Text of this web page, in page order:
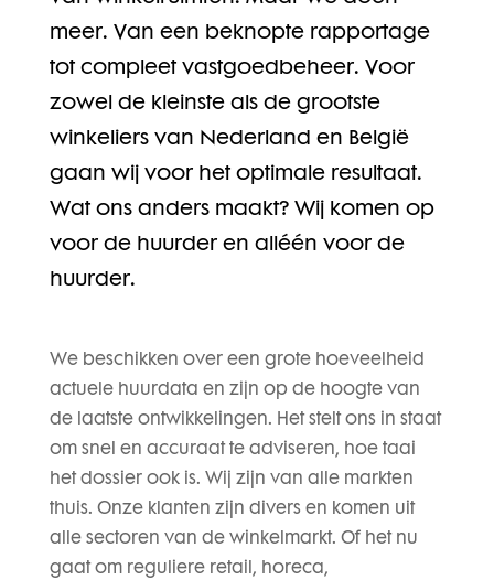
meer. Van een beknopte rapportage
tot compleet vastgoedbeheer. Voor
zowel de kleinste als de grootste
winkeliers van Nederland en België
gaan wij voor het optimale resultaat.
Wat ons anders maakt? Wij komen op
voor de huurder en alléén voor de
huurder.
We beschikken over een grote hoeveelheid
actuele huurdata en zijn op de hoogte van
de laatste ontwikkelingen. Het stelt ons in staat
om snel en accuraat te adviseren, hoe taai
het dossier ook is. Wij zijn van alle markten
thuis. Onze klanten zijn divers en komen uit
alle sectoren van de winkelmarkt. Of het nu
gaat om reguliere retail, horeca,